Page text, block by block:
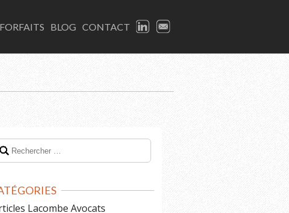
FORFAITS BLOG CONTACT
LINKEDIN
Lacombe Avocats